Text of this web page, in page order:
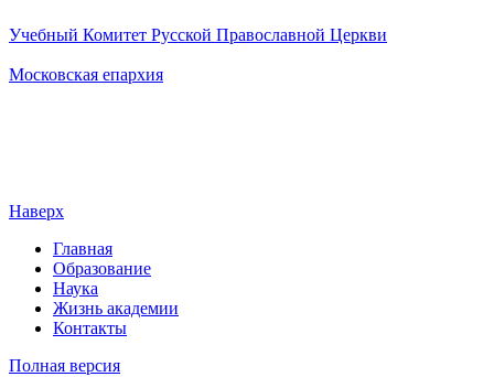
Учебный Комитет Русской Православной Церкви
Московская епархия
Наверх
Главная
Образование
Наука
Жизнь академии
Контакты
Полная версия